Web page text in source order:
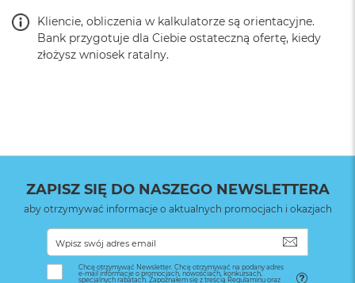
Kliencie, obliczenia w kalkulatorze są orientacyjne.
Bank przygotuje dla Ciebie ostateczną ofertę, kiedy
złożysz wniosek ratalny.
ZAPISZ SIĘ DO NASZEGO NEWSLETTERA
aby otrzymywać informacje o aktualnych promocjach i okazjach
Chcę otrzymywać Newsletter. Chcę otrzymywać na podany adres
e-mail informacje o promocjach, nowościach, konkursach,
specjalnych rabatach. Zapoznałem się z treścią Regulaminu oraz